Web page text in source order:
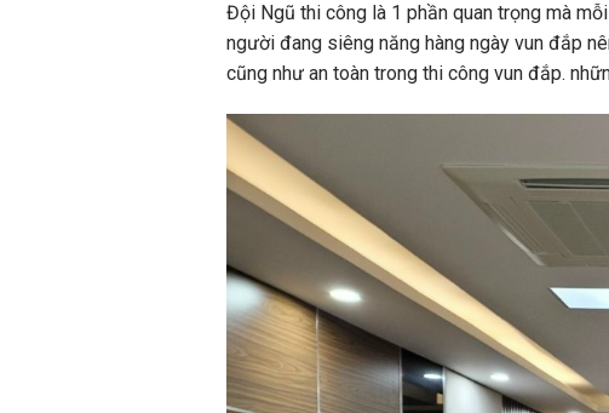
Đội Ngũ thi công là 1 phần quan trọng mà mỗi
người đang siêng năng hàng ngày vun đắp
cũng như an toàn trong thi công vun đắp.